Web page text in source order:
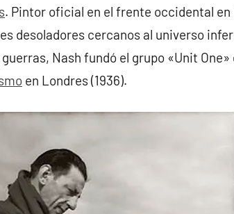
. Pintor oficial en el frente occidental en
desoladores cercanos al universo
Nash fundó el grupo «Unit One»
en Londres (1936).